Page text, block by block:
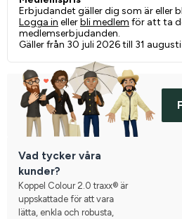
Erbjudandet gäller dig som är eller
Logga in ellerbli medlem för att ta
medlemserbjudanden.
Gäller från 30 juli 2026 till 31
Vad tycker våra
kunder?
Koppel Colour 2.0 traxx® är
uppskattade för att vara
lätta, enkla och robusta,